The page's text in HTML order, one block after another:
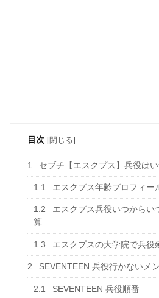
目次 [閉じる]
1 セブチ【エスクプス】兵役は
1.1 エスクプス年齢プロフィー
1.2
エスクプス兵役いつからい
算
1.3 エスクプスの大学院で兵役
2 SEVENTEEN 兵役行かないメ
2.1 SEVENTEEN 兵役順番